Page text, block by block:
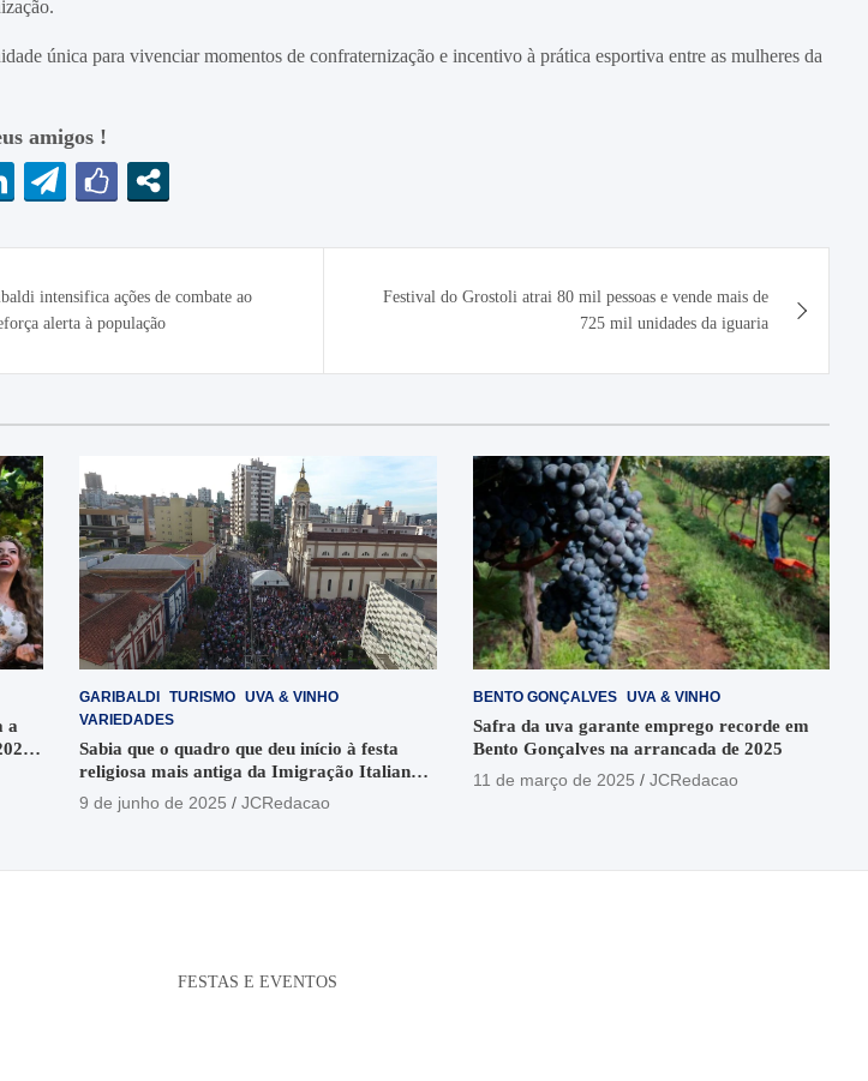
única para vivenciar momentos de confraternização e incentivo à prática esportiva entre as mulheres da
amigos !
intensifica ações de combate ao
alerta à população
Festival do Grostoli atrai 80 mil pessoas e vende mais de
725 mil unidades da iguaria
a
GARIBALDI TURISMO UVA & VINHO
VARIEDADES
Sabia que o quadro que deu início à festa
religiosa mais antiga da Imigração Italiana
está no Santuário Santo Antônio
9 de junho de 2025 JCRedacao
BENTO GONÇALVES UVA & VINHO
Safra da uva garante emprego recorde em
Bento Gonçalves na arrancada de 2025
11 de março de 2025
JCRedacao
FESTAS E EVENTOS